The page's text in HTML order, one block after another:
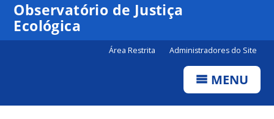
Canais
Observatório de Justiça
Ecológica
Área Restrita Administradores do Site
MENU